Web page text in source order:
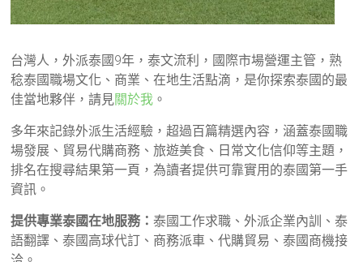
台灣人，外派泰國9年，泰文流利，國際市場營運主管，熟
稔泰國職場文化、商業、在地生活點滴，是你探索泰國的最
佳當地夥伴，請見關於我 。
多年來記錄外派生活經驗，超過百篇精選內容，涵蓋泰國職
場發展、貿易代購商務、旅遊美食、日常文化信仰等主題，
排名在搜尋結果第一頁，為讀者提供可靠實用的泰國第一手
資訊。
提供專業泰國在地服務：泰國工作求職、外派企業內訓、泰
語翻譯、泰國高球代訂、商務派車、代購貿易、泰國商機接